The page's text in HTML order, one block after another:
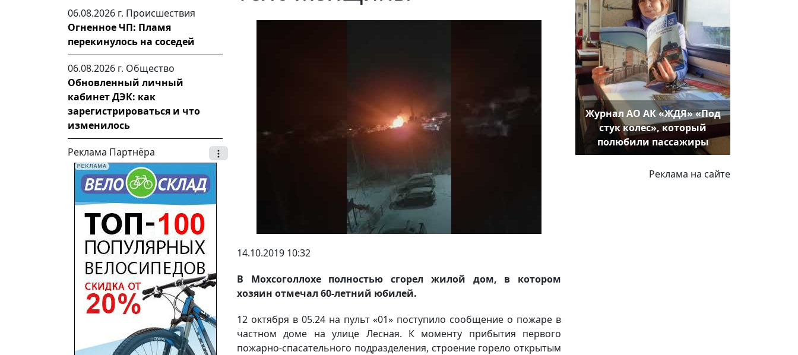
06.08.2026 г. Происшествия
Огненное ЧП: Пламя
перекинулось на соседей
06.08.2026 г. Общество
Обновленный личный
кабинет ДЭК: как
зарегистрироваться и что
изменилось
Реклама Партнёра
14.10.2019 10:32
В Мохсоголлохе полностью сгорел жилой дом, в котором
хозяин отмечал 60-летний юбилей.
12 октября в 05.24 на пульт «01» поступило сообщение о пожаре в
частном доме на улице Лесная. К моменту прибытия первого
пожарно-спасательного подразделения, строение горело открытым
Журнал АО АК «ЖДЯ» «Под
стук колес», который
полюбили пассажиры
Реклама на сайте